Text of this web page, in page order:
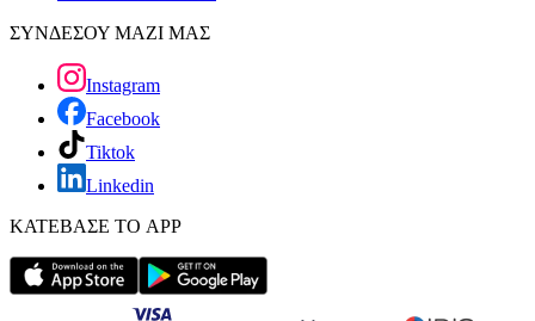
ΣΥΝΔΕΣΟΥ ΜΑΖΙ ΜΑΣ
Instagram
Facebook
Tiktok
Linkedin
ΚΑΤΕΒΑΣΕ ΤΟ APP